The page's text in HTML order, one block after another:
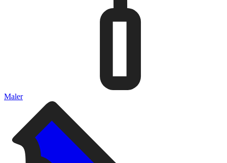
Maler